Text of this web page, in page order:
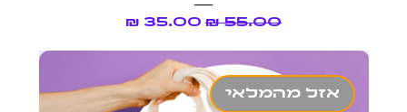
מחיר רגילמחיר מבצע
אזל מהמלאי